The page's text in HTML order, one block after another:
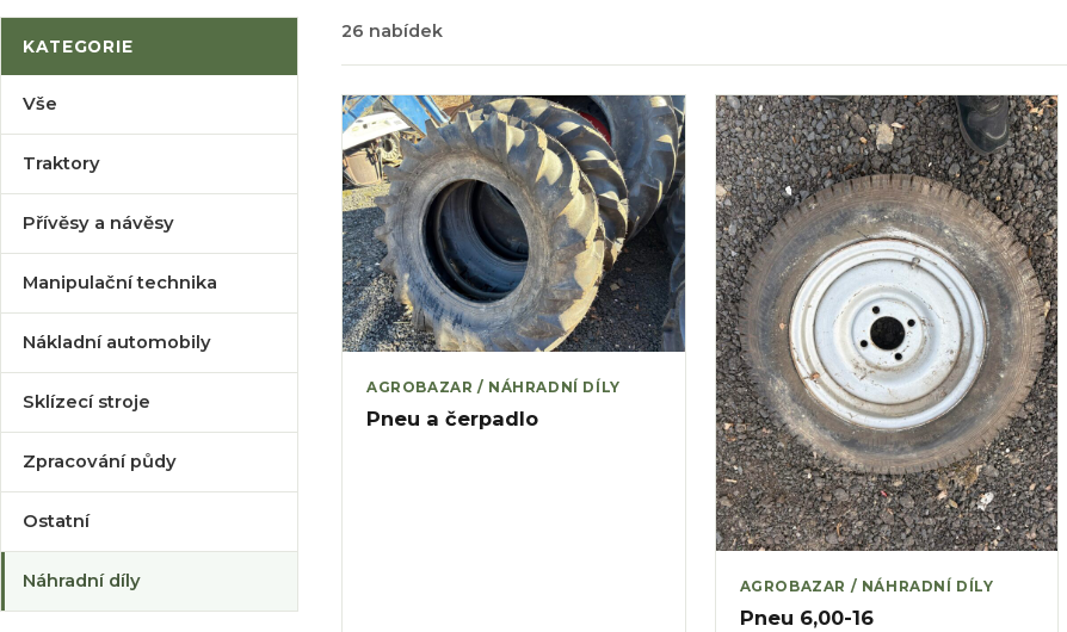
KATEGORIE
Vše
Traktory
Přívěsy a návěsy
Manipulační technika
Nákladní automobily
Sklízecí stroje
Zpracování půdy
Ostatní
Náhradní díly
26 nabídek
AGROBAZAR / NÁHRADNÍ DÍLY
Pneu a čerpadlo
AGROBAZAR / NÁHRADNÍ DÍLY
Pneu 6,00-16